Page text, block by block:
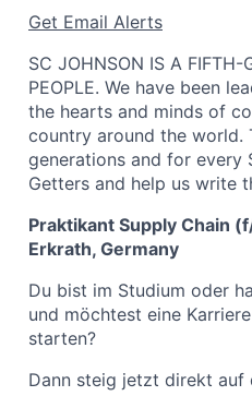
Get Email Alerts
SC JOHNSON IS A FIFTH-
PEOPLE. We have been
the hearts and minds of
country around the world.
generations and for every
Getters and help us write
Praktikant Supply Chain
Erkrath, Germany
Du bist im Studium oder
und möchtest eine
starten?
Dann steig jetzt direkt auf